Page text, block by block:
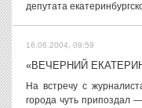
депутата
16.06.2004, 09:59
«ВЕЧЕРНИЙ
На встречу с
города чуть припоздал